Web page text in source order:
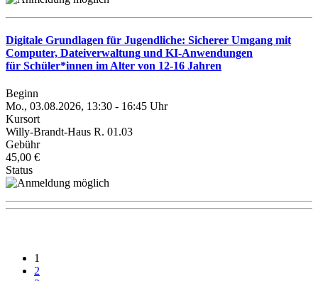
Digitale Grundlagen für Jugendliche: Sicherer Umgang mit
Computer, Dateiverwaltung und KI-Anwendungen
für Schüler*innen im Alter von 12-16 Jahren
Beginn
Mo., 03.08.2026, 13:30 - 16:45 Uhr
Kursort
Willy-Brandt-Haus R. 01.03
Gebühr
45,00 €
Status
1
2